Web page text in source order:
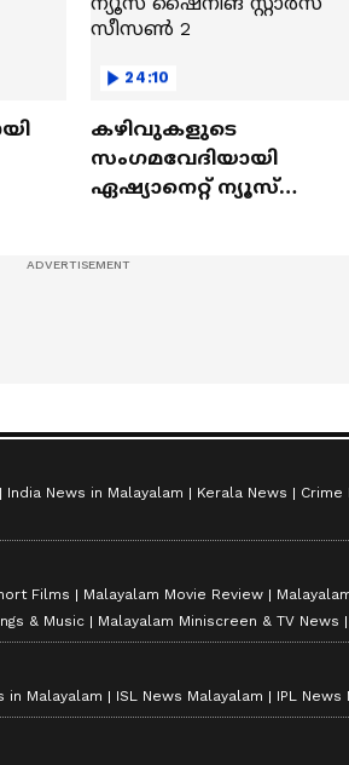
24:10
കഴിവുകളുടെ
സംഗമവേദിയായി
ഏഷ്യാനെറ്റ് ന്യൂസ്
India News in Malayalam Kerala News Crime
Films Malayalam Movie Review
& Music Malayalam Miniscreen & TV News
in Malayalam ISL News Malayalam IPL News